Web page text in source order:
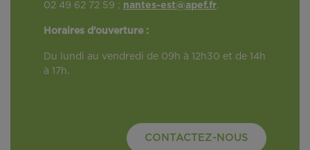
02 49 62 72 59 ; nantes-est@apef.fr.
Horaires d’ouverture :
Du lundi au vendredi de 09h à 12h30 et de 14h
à 17h.
CONTACTEZ-NOUS